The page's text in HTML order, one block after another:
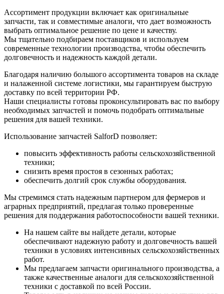
Ассортимент продукции включает как оригинальные
запчасти, так и совместимые аналоги, что дает возможность
выбрать оптимальное решение по цене и качеству.
Мы тщательно подбираем поставщиков и используем
современные технологии производства, чтобы обеспечить
долговечность и надежность каждой детали.
Благодаря наличию большого ассортимента товаров на складе
и налаженной системе логистики, мы гарантируем быструю
доставку по всей территории РФ.
Наши специалисты готовы проконсультировать вас по выбору
необходимых запчастей и помочь подобрать оптимальные
решения для вашей техники.
Использование запчастей SalforD позволяет:
повысить эффективность работы сельскохозяйственной
техники;
снизить время простоя в сезонных работах;
обеспечить долгий срок службы оборудования.
Мы стремимся стать надежным партнером для фермеров и
аграрных предприятий, предлагая только проверенные
решения для поддержания работоспособности вашей техники.
На нашем сайте вы найдете детали, которые
обеспечивают надежную работу и долговечность вашей
техники в условиях интенсивных сельскохозяйственных
работ.
Мы предлагаем запчасти оригинального производства, а
также качественные аналоги для сельскохозяйственной
техники с доставкой по всей России.